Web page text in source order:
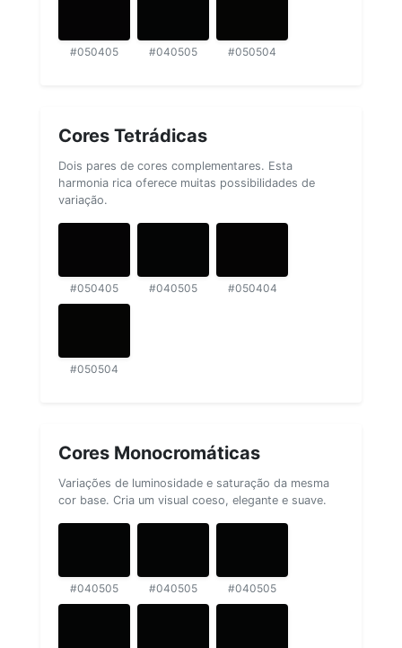
#050405 #040505 #050504
Cores Tetrádicas
Dois pares de cores complementares. Esta
harmonia rica oferece muitas possibilidades de
variação.
#050405 #040505 #050404
#050504
Cores Monocromáticas
Variações de luminosidade e saturação da mesma
cor base. Cria um visual coeso, elegante e suave.
#040505 #040505 #040505